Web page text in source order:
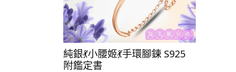
純銀💃小腰姬💃手環腳鍊 S925
附鑑定書